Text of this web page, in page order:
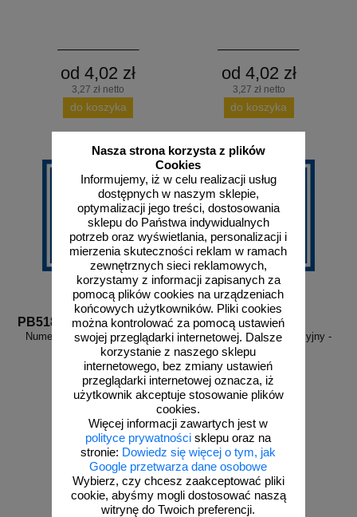
Nasza strona korzysta z plików
Cookies
Informujemy, iż w celu realizacji usług
dostępnych w naszym sklepie,
optymalizacji jego treści, dostosowania
sklepu do Państwa indywidualnych
potrzeb oraz wyświetlania, personalizacji i
mierzenia skuteczności reklam w ramach
zewnętrznych sieci reklamowych,
korzystamy z informacji zapisanych za
pomocą plików cookies na urządzeniach
końcowych użytkowników. Pliki cookies
można kontrolować za pomocą ustawień
swojej przeglądarki internetowej. Dalsze
korzystanie z naszego sklepu
internetowego, bez zmiany ustawień
przeglądarki internetowej oznacza, iż
użytkownik akceptuje stosowanie plików
cookies.
Więcej informacji zawartych jest w
polityce prywatności sklepu oraz na
stronie: Dowiedz się więcej o tym, jak
Google przetwarza dane osobowe
Wybierz, czy chcesz zaakceptować pliki
cookie, abyśmy mogli dostosować naszą
witrynę do Twoich preferencji.
od 4,02 zł
3,27 zł netto
do koszyka
od 4,02 zł
3,27 zł netto
do koszyka
PB518
Numer 18 - znak informacyjny -
PB518
od 4,02 zł
3,27 zł netto
do koszyka
PB519
Numer 19 - znak informacyjny -
PB519
od 4,02 zł
3,27 zł netto
do koszyka